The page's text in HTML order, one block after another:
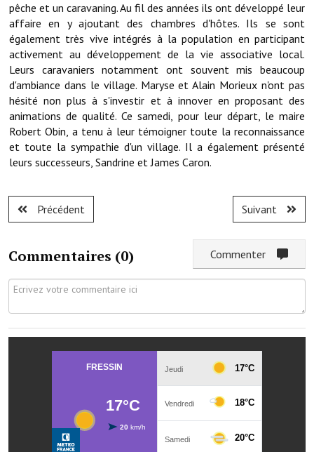
Les moyens financiers
Note de synthèse financière
Rapport d'orientation budgétaire
Actions et projets
Projets et travaux en cours
Procès verbaux des conseils municipaux
Le bulletin municipal : Fressinfo & Le Fressinois
Autres groupements
L'office de tourisme
Le conseil départemental
pêche et un caravaning. Au fil des années ils ont développé leur
affaire en y ajoutant des chambres d'hôtes. Ils se sont
également très vive intégrés à la population en participant
activement au développement de la vie associative local.
Leurs caravaniers notamment ont souvent mis beaucoup
d'ambiance dans le village. Maryse et Alain Morieux n'ont pas
hésité non plus à s'investir et à innover en proposant des
animations de qualité. Ce samedi, pour leur départ, le maire
Robert Obin, a tenu à leur témoigner toute la reconnaissance
et toute la sympathie d'un village. Il a également présenté
leurs successeurs, Sandrine et James Caron.
Précédent Suivant
Commentaires (0)